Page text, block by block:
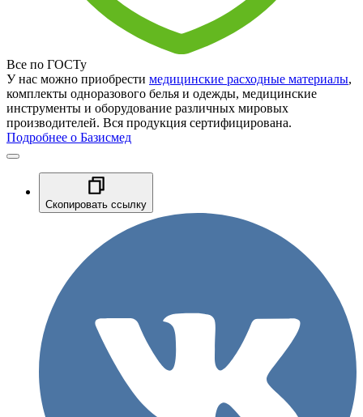
Все по ГОСТу
У нас можно приобрести медицинские расходные материалы,
комплекты одноразового белья и одежды, медицинские
инструменты и оборудование различных мировых
производителей. Вся продукция сертифицирована.
Подробнее о Базисмед
Скопировать ссылку